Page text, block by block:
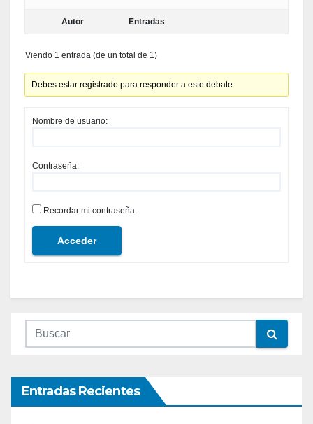
Autor Entradas
Viendo 1 entrada (de un total de 1)
Debes estar registrado para responder a este debate.
Nombre de usuario:
Contraseña:
Recordar mi contraseña
Acceder
Entradas Recientes